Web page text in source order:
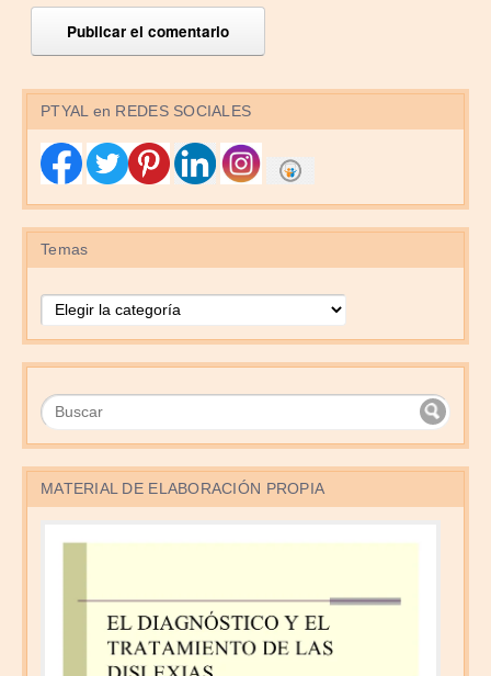
PTYAL en REDES SOCIALES
Temas
MATERIAL DE ELABORACIÓN PROPIA